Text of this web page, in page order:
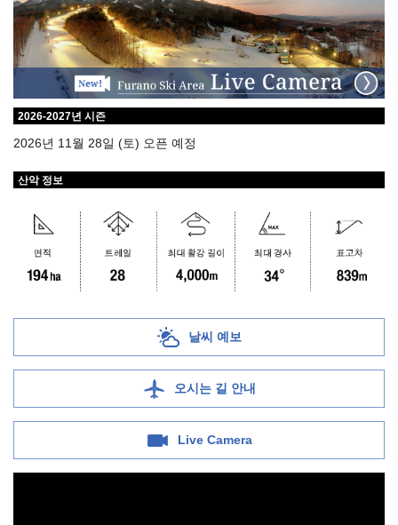
2026-2027년 시즌
2026년 11월 28일 (토) 오픈 예정
산악 정보
날씨 예보
오시는 길 안내
Live Camera